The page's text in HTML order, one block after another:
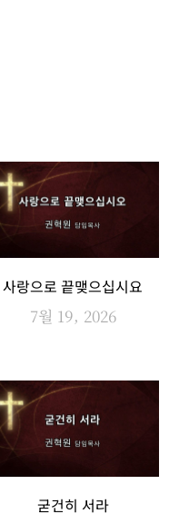
사랑으로 끝맺으십시요
7월 19, 2026
굳건히 서라